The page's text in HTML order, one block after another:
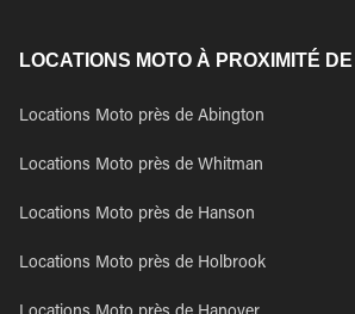
LOCATIONS MOTO À PROXIMITÉ
Locations Moto près de Abington
Locations Moto près de Whitman
Locations Moto près de Hanson
Locations Moto près de Holbrook